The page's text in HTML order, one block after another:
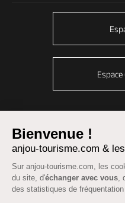
Bienvenue !
anjou-tourisme.com &
Sur anjou-tourisme.com, les
du site, d'échanger avec vous,
des statistiques de
© Anjou tourisme 2026 -
Mentions légales-
CGU Réservation